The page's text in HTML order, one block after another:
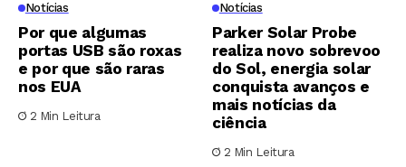
Notícias
Por que algumas
portas USB são roxas
e por que são raras
nos EUA
2 Min Leitura
Notícias
Parker Solar Probe
realiza novo sobrevoo
do Sol, energia solar
conquista avanços e
mais notícias da
ciência
2 Min Leitura